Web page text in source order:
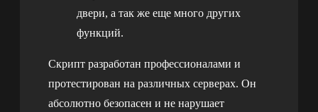
двери, а так же еще много других
функций.
Скрипт разработан профессионалами и
протестирован на различных серверах. Он
абсолютно безопасен и не нарушает